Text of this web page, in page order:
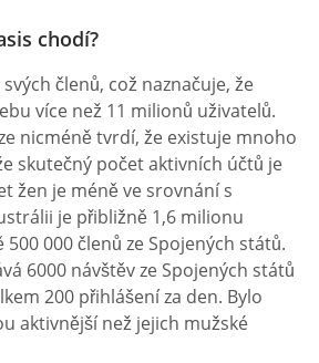
chodí?
členů, což naznačuje, že
více než 11 milionů uživatelů.
nicméně tvrdí, že existuje mnoho
skutečný počet aktivních účtů je
žen je méně ve srovnání s
je přibližně 1,6 milionu
000 členů ze Spojených států.
6000 návštěv ze Spojených států
200 přihlášení za den. Bylo
aktivnější než jejich mužské